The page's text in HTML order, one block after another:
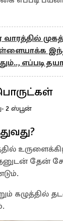
வாரத்தில்
இந்த
எப்படி
2 ஸ்பூன்
தேன்
கழுத்தில்